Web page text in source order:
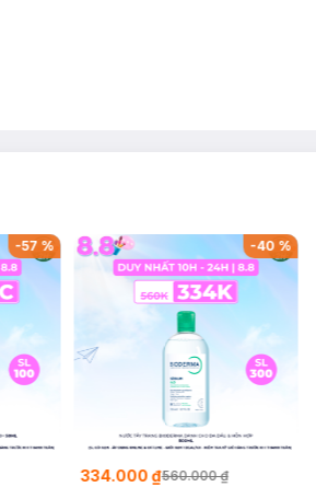
-57 % -40 %
334.000 ₫560.000 ₫